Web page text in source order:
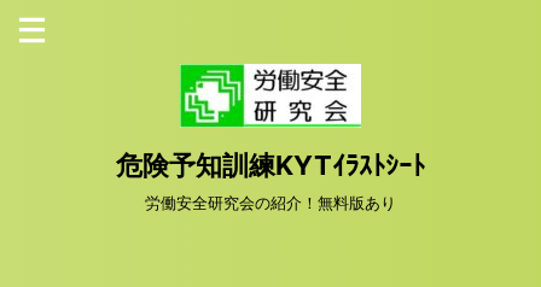
危険予知訓練KYTｲﾗｽﾄｼｰﾄ
労働安全研究会の紹介！無料版あり